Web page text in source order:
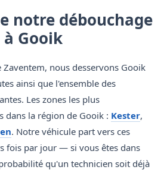
notre débouchage
à Gooik
Zaventem, nous desservons Gooik
ainsi que l'ensemble des
Les zones les plus
dans la région de Gooik : Kester,
. Notre véhicule part vers ces
fois par jour — si vous êtes dans
qu'un technicien soit déjà